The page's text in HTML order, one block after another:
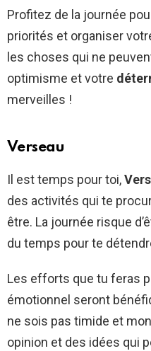
Profitez de la journée
priorités et organiser
les choses qui ne
optimisme et votre
merveilles !
Verseau
Il est temps pour toi,
des activités qui te
être. La journée risque
du temps pour te
Les efforts que tu feras
émotionnel seront
ne sois pas timide et
opinion et des idées qui